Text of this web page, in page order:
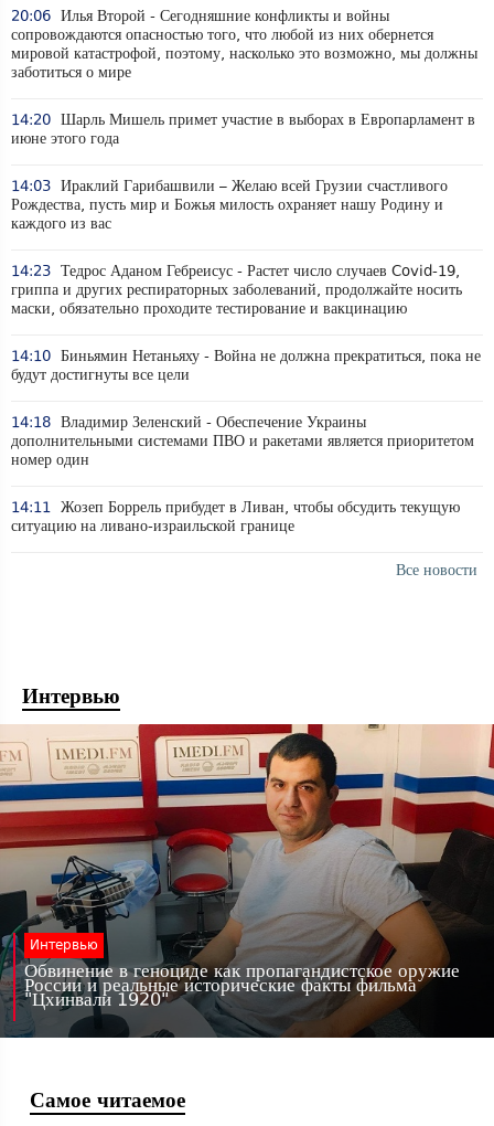
20:06 Илья Второй - Сегодняшние конфликты и войны
сопровождаются опасностью того, что любой из них обернется
мировой катастрофой, поэтому, насколько это возможно, мы должны
заботиться о мире
14:20 Шарль Мишель примет участие в выборах в Европарламент в
июне этого года
14:03 Ираклий Гарибашвили – Желаю всей Грузии счастливого
Рождества, пусть мир и Божья милость охраняет нашу Родину и
каждого из вас
14:23 Тедрос Аданом Гебреисус - Растет число случаев Covid-19,
гриппа и других респираторных заболеваний, продолжайте носить
маски, обязательно проходите тестирование и вакцинацию
14:10 Биньямин Нетаньяху - Война не должна прекратиться, пока не
будут достигнуты все цели
14:18 Владимир Зеленский - Обеспечение Украины
дополнительными системами ПВО и ракетами является приоритетом
номер один
14:11 Жозеп Боррель прибудет в Ливан, чтобы обсудить текущую
ситуацию на ливано-израильской границе
Все новости
Интервью
Интервью
Обвинение в геноциде как пропагандистское оружие
России и реальные исторические факты фильма
"Цхинвали 1920"
Самое читаемое